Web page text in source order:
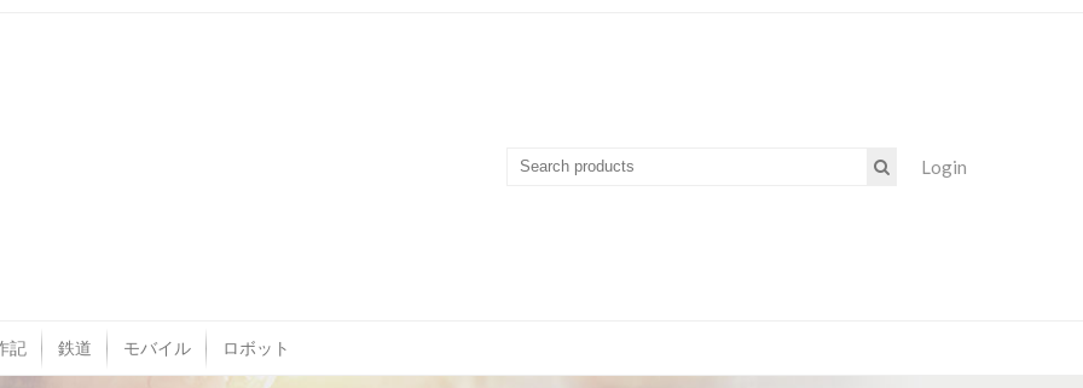
Login
記 鉄道 モバイル ロボット